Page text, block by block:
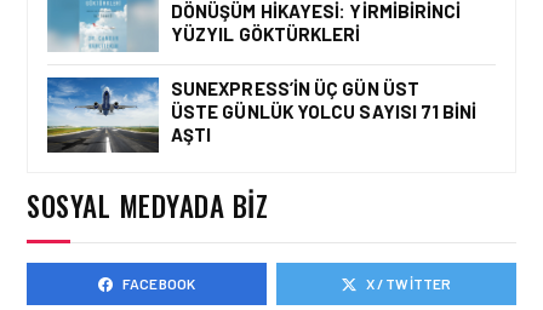
HAVAYOLU • 05 AĞU 2026
İŞ BIRLIĞI!
HAVAYOLU • 05 AĞU 2026
DÖNÜŞÜM HIKAYESI: YIRMIBIRINCI
YÜZYIL GÖKTÜRKLERI
SUNEXPRESS’IN ÜÇ GÜN ÜST
ÜSTE GÜNLÜK YOLCU SAYISI 71 BINI
AŞTI
SOSYAL MEDYADA BIZ
FACEBOOK X / TWITTER